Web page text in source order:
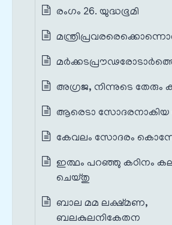
രംഗം 26. യുദ്ധഭൂമി
അഗ്രജ, നിന്നുടെ തേരും
ആരെടാ സോദരനാകിയ
കേവലം സോദരം
ഇത്ഥം പറഞ്ഞു കഠിനം
ചെയ്തു
ബാല മമ ലക്ഷ്മണ,
ബലകുലനികേതന